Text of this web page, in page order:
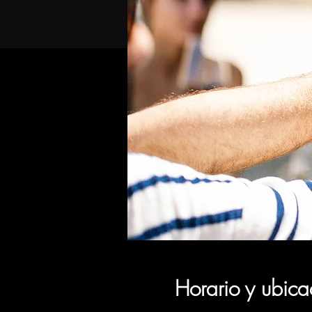
Horario y